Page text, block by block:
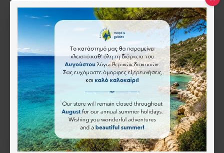
R5 Θράκη & Βόρειο Αιγαίο • Οδικός Χάρτης 1:230.000
9.50€
Άμεση αγορά
Εμφάνιση 1 έως 1 από 1 (1 Σελ.)